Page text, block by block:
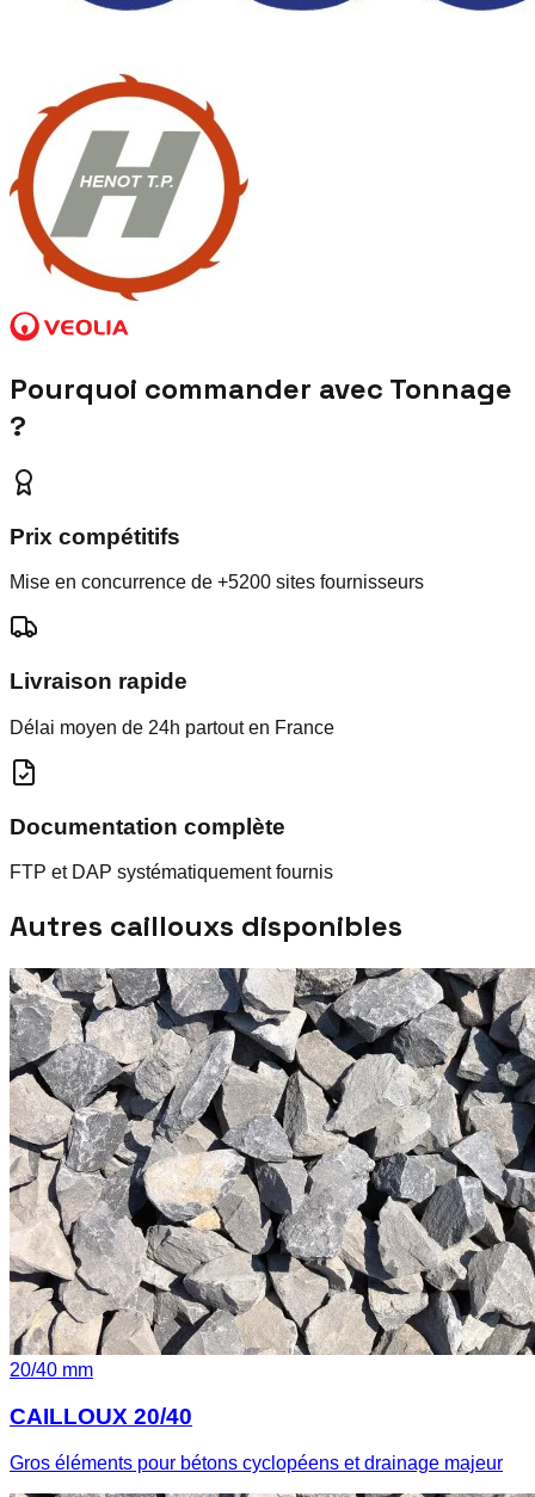
Pourquoi commander avec Tonnage
?
Prix compétitifs
Mise en concurrence de +5200 sites fournisseurs
Livraison rapide
Délai moyen de 24h partout en France
Documentation complète
FTP et DAP systématiquement fournis
Autres caillouxs disponibles
20/40 mm
CAILLOUX 20/40
Gros éléments pour bétons cyclopéens et drainage majeur